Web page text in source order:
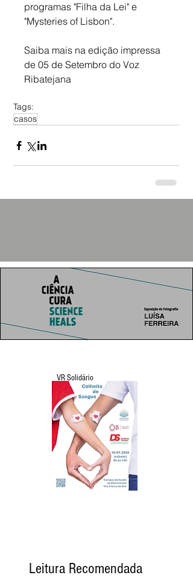
programas "Filha da Lei" e
"Mysteries of Lisbon".
Saiba mais na edição impressa
de 05 de Setembro do Voz
Ribatejana
Tags:
casos
VR Solidário
Leitura Recomendada